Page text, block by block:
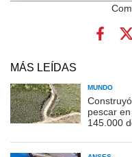
MÁS LEÍDAS
MUNDO
pescar
145.000